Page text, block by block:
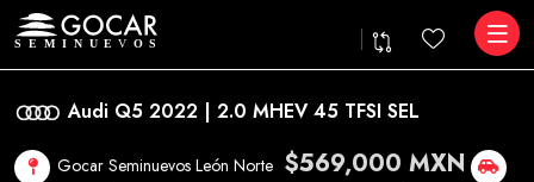
Audi Q5 2022 | 2.0 MHEV 45 TFSI SEL
Gocar Seminuevos León Norte $569,000 MXN